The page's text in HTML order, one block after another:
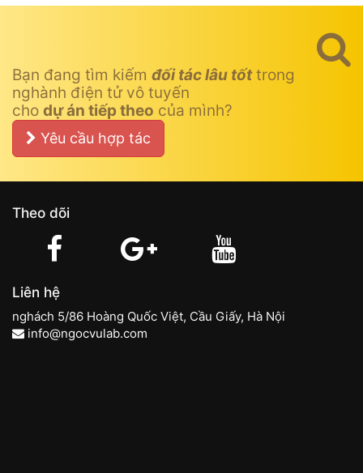
Bạn đang tìm kiếm đối tác lâu tốttrong
nghành điện tử vô tuyến
cho dự án tiếp theo của mình?
Yêu cầu hợp tác
Theo dõi
Liên hệ
nghách 5/86 Hoàng Quốc Việt, Cầu Giấy, Hà Nội
info@ngocvulab.com